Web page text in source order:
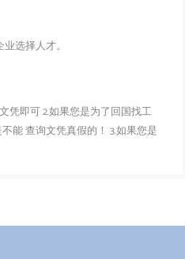
选择人才。
凭即可 2.如果您是为了回国找工
能 查询文凭真假的！ 3.如果您是